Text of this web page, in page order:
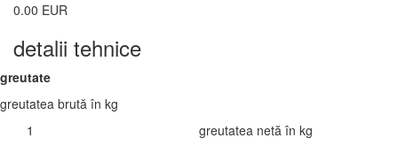
0.00 EUR
detalii tehnice
greutate
greutatea brută în kg
1
greutatea netă în kg